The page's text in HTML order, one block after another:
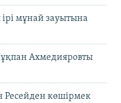
мұнай зауытына
Ахмедияровты
Ресейден көшірмек